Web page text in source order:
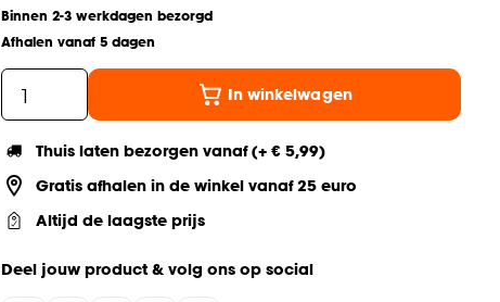
Binnen 2-3 werkdagen bezorgd
Afhalen vanaf 5 dagen
In winkelwagen
Thuis laten bezorgen vanaf (+ € 5,99)
Gratis afhalen in de winkel vanaf 25 euro
Altijd de laagste prijs
Deel jouw product & volg ons op social